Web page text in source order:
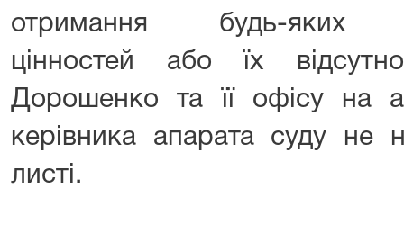
отримання будь-яких
цінностей або їх
Дорошенко та її офісу на
керівника апарата суду не
листі.